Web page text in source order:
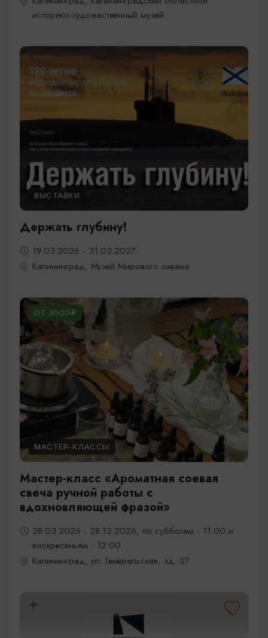
историко-художественный музей
ВЫСТАВКИ
Держать глубину!
19.03.2026 - 31.03.2027
Калининград, Музей Мирового океана
ОТ 3000₽
МАСТЕР-КЛАССЫ
Мастер-класс «Ароматная соевая
свеча ручной работы с
вдохновляющей фразой»
28.03.2026 - 28.12.2026, по субботам - 11:00 и
воскресеньям - 12:00
Калининград, ул. Генеральская, зд. 27